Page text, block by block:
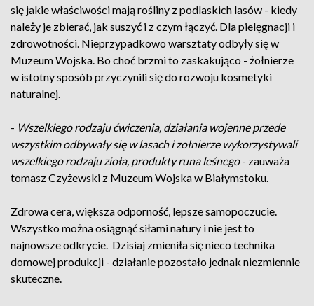
się jakie właściwości mają rośliny z podlaskich lasów - kiedy
należy je zbierać, jak suszyć i z czym łączyć. Dla pielęgnacji i
zdrowotności. Nieprzypadkowo warsztaty odbyły się w
Muzeum Wojska. Bo choć brzmi to zaskakująco - żołnierze
w istotny sposób przyczynili się do rozwoju kosmetyki
naturalnej.
- Wszelkiego rodzaju ćwiczenia, działania wojenne przede
wszystkim odbywały się w lasach i zołnierze wykorzystywali
wszelkiego rodzaju zioła, produkty runa leśnego- zauważa
tomasz Czyżewski z Muzeum Wojska w Białymstoku.
Zdrowa cera, większa odporność, lepsze samopoczucie.
Wszystko można osiągnąć siłami natury i nie jest to
najnowsze odkrycie. Dzisiaj zmieniła się nieco technika
domowej produkcji - działanie pozostało jednak niezmiennie
skuteczne.